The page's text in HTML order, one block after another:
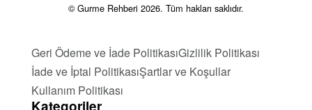
© Gurme Rehberi 2026. Tüm hakları saklıdır.
Geri Ödeme ve İade PolitikasıGizlilik Politikası
İade ve İptal PolitikasıŞartlar ve Koşullar
Kullanım Politikası
Kategoriler